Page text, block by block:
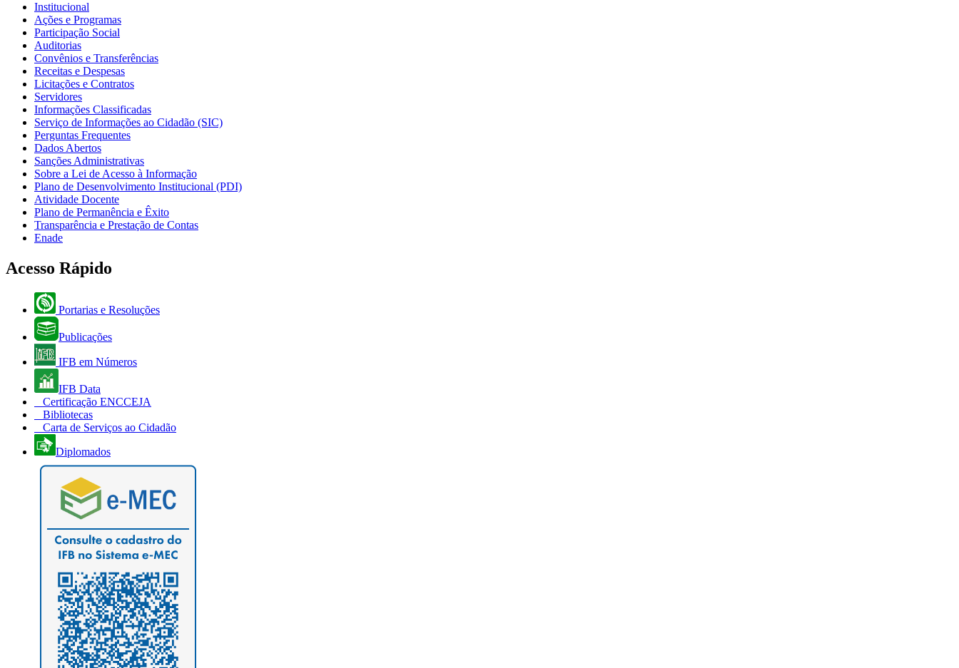
Institucional
Ações e Programas
Participação Social
Auditorias
Convênios e Transferências
Receitas e Despesas
Licitações e Contratos
Servidores
Informações Classificadas
Serviço de Informações ao Cidadão (SIC)
Perguntas Frequentes
Dados Abertos
Sanções Administrativas
Sobre a Lei de Acesso à Informação
Plano de Desenvolvimento Institucional (PDI)
Atividade Docente
Plano de Permanência e Êxito
Transparência e Prestação de Contas
Enade
Acesso Rápido
Portarias e Resoluções
Publicações
IFB em Números
IFB Data
Certificação ENCCEJA
Bibliotecas
Carta de Serviços ao Cidadão
Diplomados